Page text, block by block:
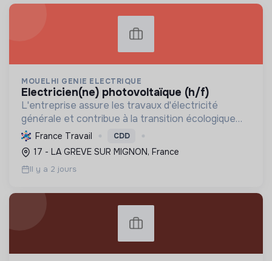
MOUELHI GENIE ELECTRIQUE
electricien(ne) photovoltaïque (h/f)
L'entreprise assure les travaux d'électricité
générale et contribue à la transition écologique
par l'installation de systèmes photovoltaïques,
favorisant ainsi une énergie plus durable.
France Travail CDD
17 - LA GREVE SUR MIGNON, France
Il y a 2 jours